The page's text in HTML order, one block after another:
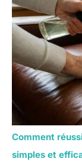
Comment
simples et